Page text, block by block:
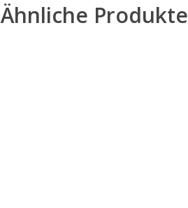
Ähnliche Produkte